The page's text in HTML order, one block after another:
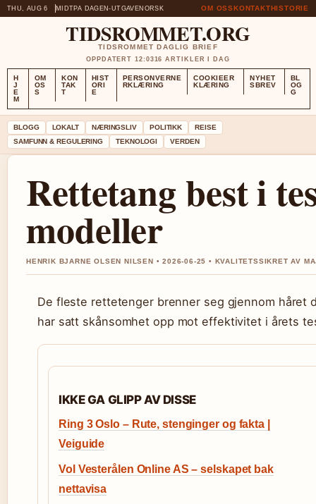
THU, AUG 6 MIDTPA DAGEN-UTGAVENORSK OM OSSKONTAKTHISTORIE
TIDSROMMET.ORG
TIDSROMMET DAGLIG BRIEF
OPPDATERT 12:0316 ARTIKLER I DAG
H
J
E
M
OM
OS
S
KON
TAK
T
HIST
ORI
E
PERSONVERNE
RKLÆRING
COOKIEER
KLÆRING
NYHET
SBREV
BL
OG
G
BLOGG LOKALT NÆRINGSLIV POLITIKK
REISE
SAMFUNN & REGULERING
TEKNOLOGI VERDEN
Rettetang best i
modeller
HENRIK BJARNE OLSEN NILSEN • 2026-06-25 • KVALITETSSIKRET AV
De fleste rettetenger brenner seg gjennom håret
har satt skånsomhet opp mot effektivitet i årets
IKKE GA GLIPP AV DISSE
Ring 3 Oslo – Rute, stenginger og fakta |
Veiguide
Vol Vesterålen Online AS – selskapet bak
nettavisa